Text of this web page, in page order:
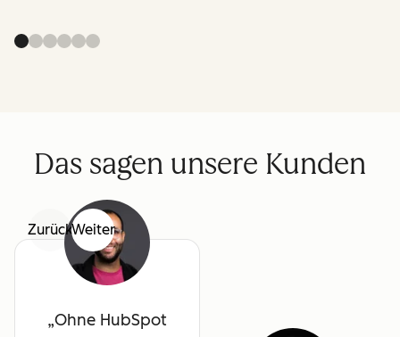
Das sagen unsere Kunden
ZurückWeiter
Ohne HubSpot